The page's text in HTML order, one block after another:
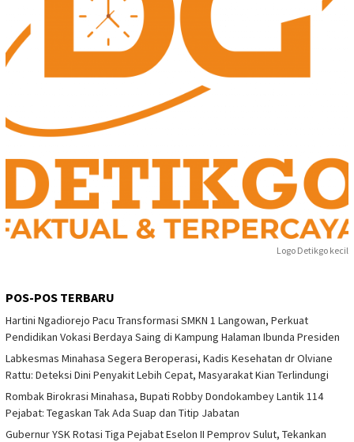
Logo Detikgo kecil
POS-POS TERBARU
Hartini Ngadiorejo Pacu Transformasi SMKN 1 Langowan, Perkuat
Pendidikan Vokasi Berdaya Saing di Kampung Halaman Ibunda Presiden
Labkesmas Minahasa Segera Beroperasi, Kadis Kesehatan dr Olviane
Rattu: Deteksi Dini Penyakit Lebih Cepat, Masyarakat Kian Terlindungi
Rombak Birokrasi Minahasa, Bupati Robby Dondokambey Lantik 114
Pejabat: Tegaskan Tak Ada Suap dan Titip Jabatan
Gubernur YSK Rotasi Tiga Pejabat Eselon II Pemprov Sulut, Tekankan